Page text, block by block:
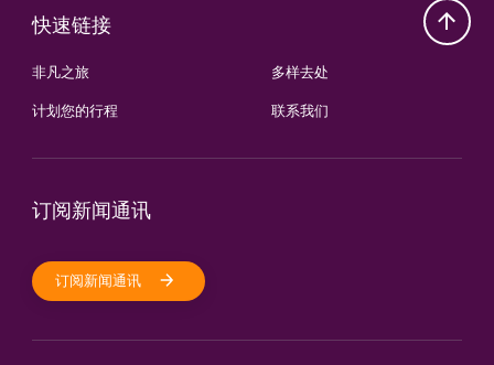
快速链接
非凡之旅
计划您的行程
多样去处
联系我们
订阅新闻通讯
订阅新闻通讯